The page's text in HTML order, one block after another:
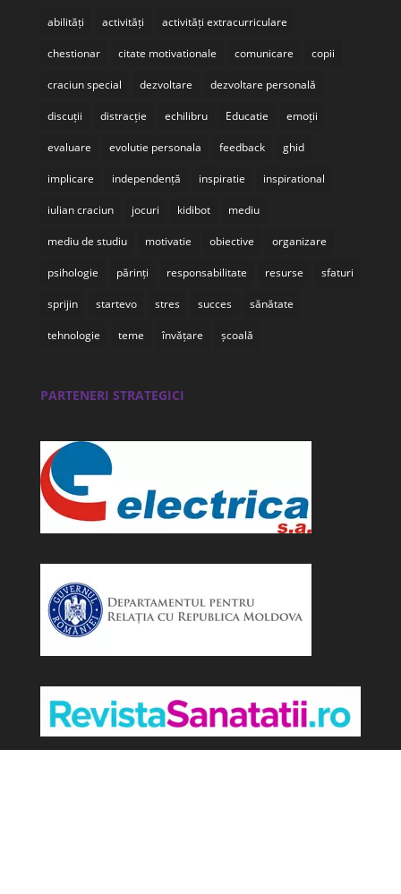
abilități activități activități extracurriculare
chestionar citate motivationale comunicare copii
craciun special dezvoltare dezvoltare personală
discuții distracție echilibru Educatie emoții
evaluare evolutie personala feedback ghid
implicare independență inspiratie inspirational
iulian craciun jocuri kidibot mediu
mediu de studiu motivatie obiective organizare
psihologie părinți responsabilitate resurse sfaturi
sprijin startevo stres succes sănătate
tehnologie teme învățare școală
PARTENERI STRATEGICI